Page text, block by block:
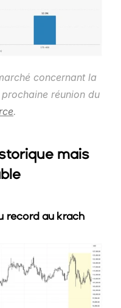
concernant la
réunion du
.
mais
record au krach